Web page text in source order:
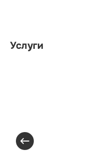
Услуги